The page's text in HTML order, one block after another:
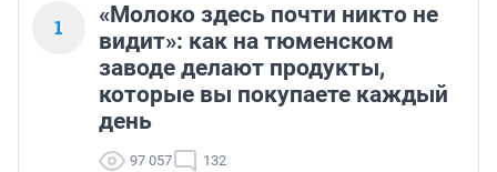
1
«Молоко здесь почти никто не
видит»: как на тюменском
заводе делают продукты,
которые вы покупаете каждый
день
97 057 132